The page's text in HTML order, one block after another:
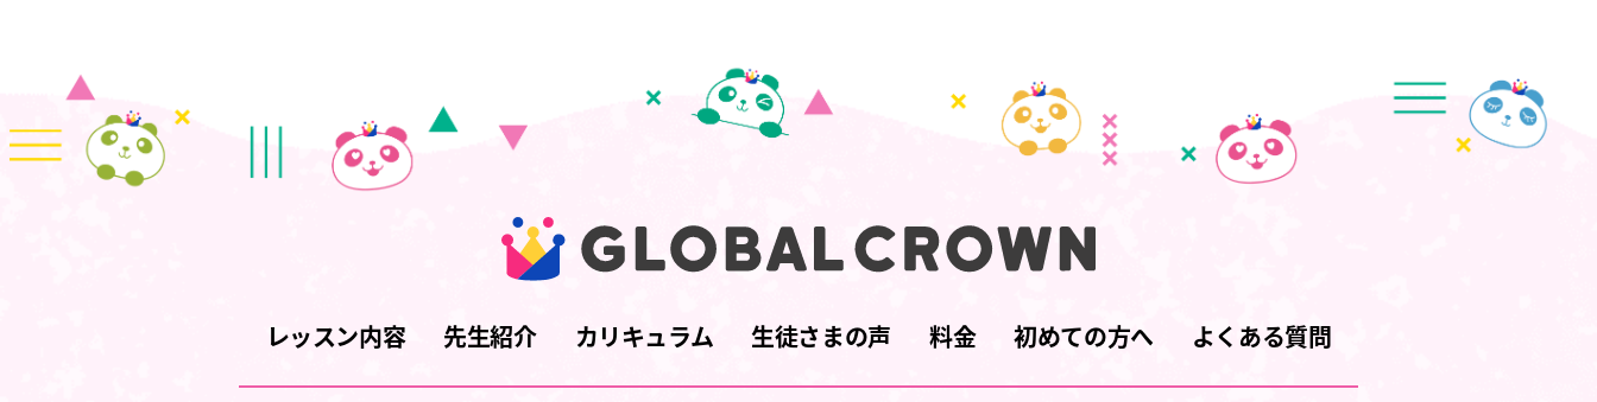
レッスン内容 先生紹介 カリキュラム 生徒さまの声 料金 初めての方へ よくある質問